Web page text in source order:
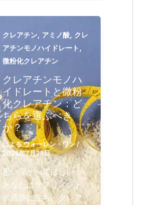
クレアチン, アミノ酸, クレ
アチンモノハイドレート ,
微粉化クレアチン
クレアチンモノハ
イドレートと微粉
化クレアチン：ど
ちらを選ぶべき
か？
によるウォーレン・ワン/
2025年7月28日
思い浮かべてほしい：
あなたはサプリメント
の通路に立ち、クレア